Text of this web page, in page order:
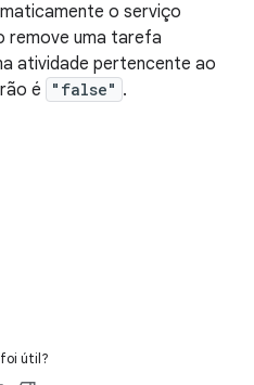
o serviço
remove uma tarefa
atividade pertencente ao
é
"false" .
útil?